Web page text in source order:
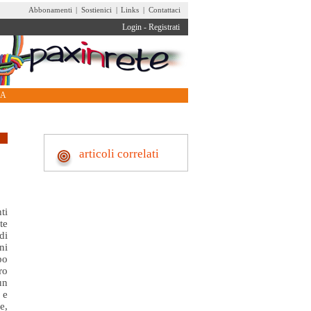
Abbonamenti | Sostienici | Links | Contattaci
Login - Registrati
articoli correlati